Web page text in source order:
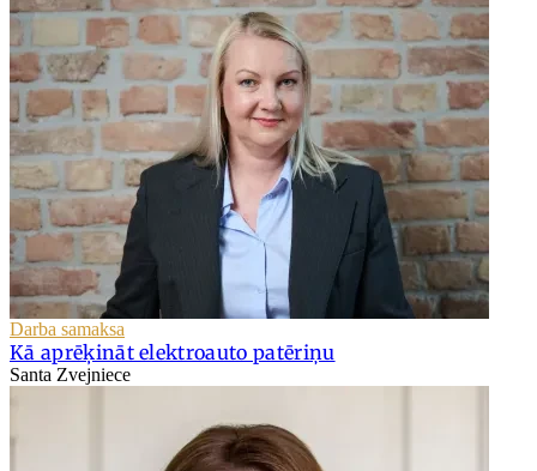
Darba samaksa
Kā aprēķināt elektroauto patēriņu
Santa Zvejniece